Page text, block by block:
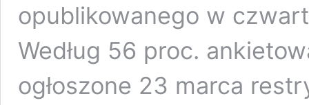
opublikowanego w
Według 56 proc.
ogłoszone 23 marca